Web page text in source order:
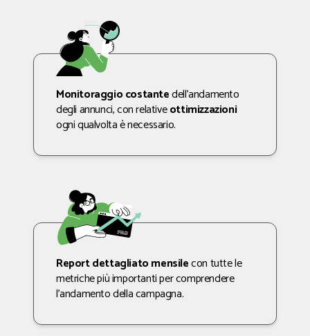
Monitoraggio costantedell’andamento
degli annunci, con relativeottimizzazioni
ogni qualvolta è necessario.
Report dettagliato mensilecon tutte le
metriche più importanti per comprendere
l’andamento della campagna.